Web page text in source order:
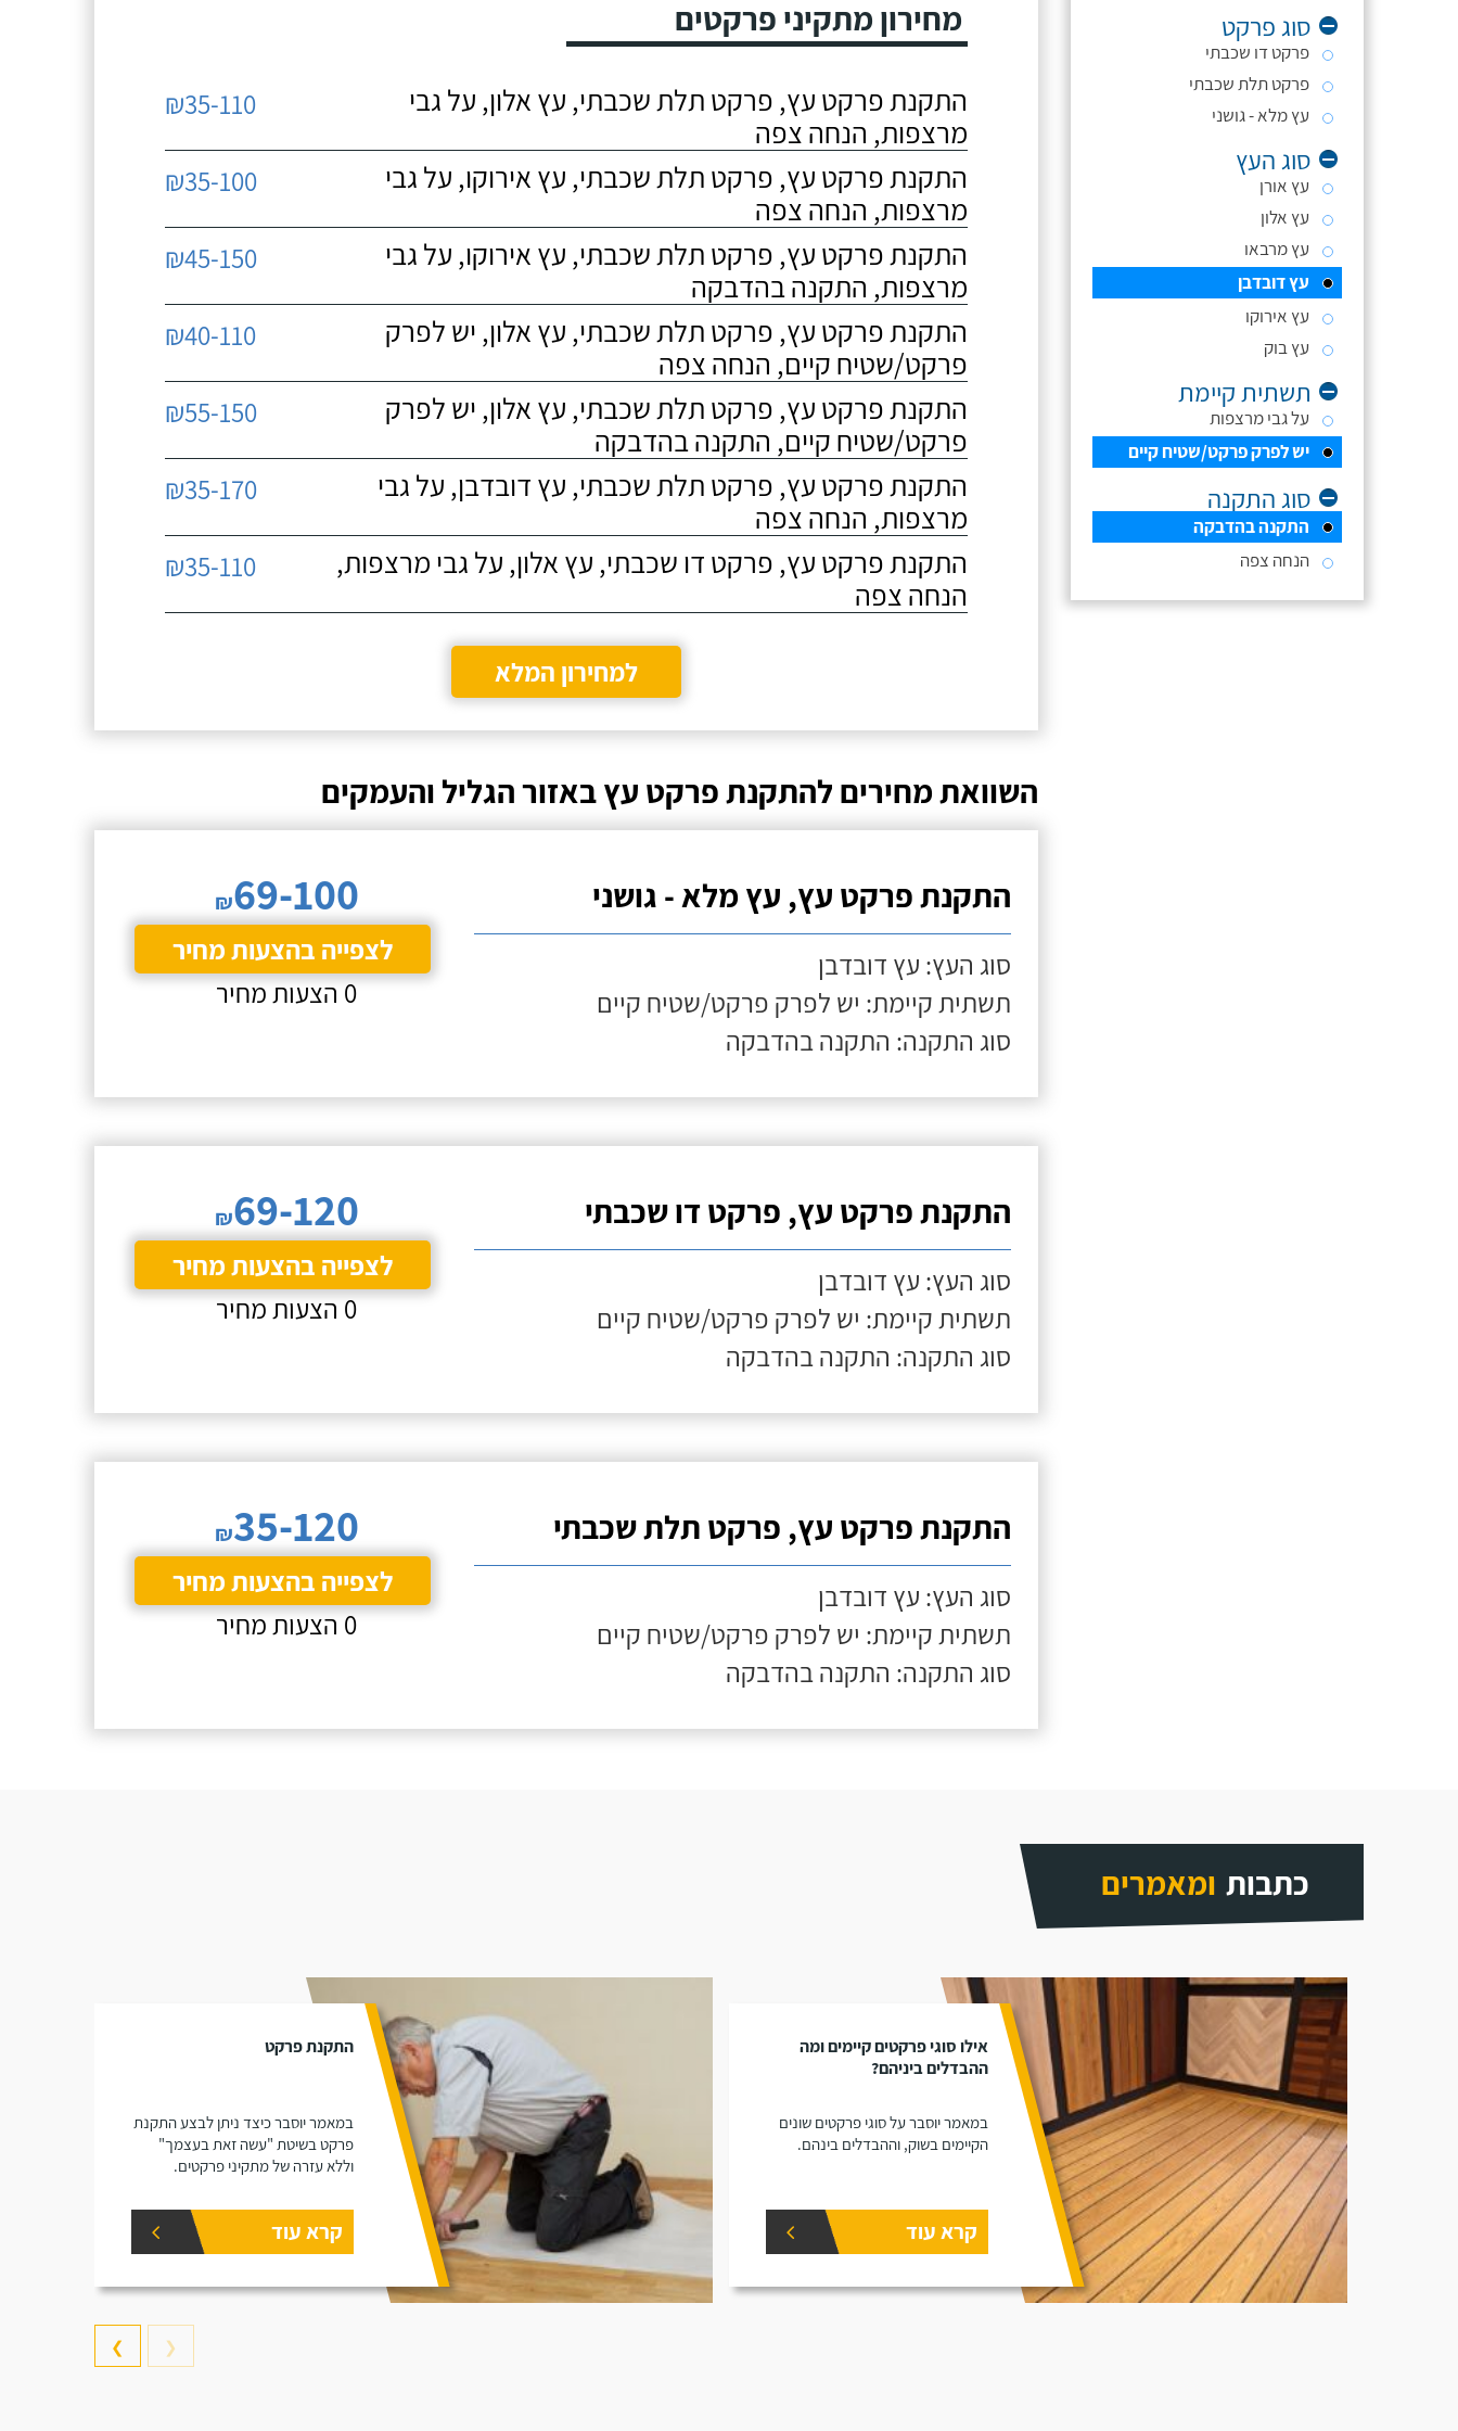
סוג פרקט
פרקט דו שכבתי
פרקט תלת שכבתי
עץ מלא - גושני
סוג העץ
עץ אורן
עץ אלון
עץ מרבאו
עץ דובדבן
עץ אירוקו
עץ בוק
תשתית קיימת
על גבי מרצפות
יש לפרק פרקט/שטיח קיים
סוג התקנה
התקנה בהדבקה
הנחה צפה
מחירון מתקיני פרקטים
התקנת פרקט עץ, פרקט תלת שכבתי, עץ אלון, על גבי
מרצפות, הנחה צפה
₪35-110
התקנת פרקט עץ, פרקט תלת שכבתי, עץ אירוקו, על גבי
מרצפות, הנחה צפה
₪35-100
התקנת פרקט עץ, פרקט תלת שכבתי, עץ אירוקו, על גבי
מרצפות, התקנה בהדבקה
₪45-150
התקנת פרקט עץ, פרקט תלת שכבתי, עץ אלון, יש לפרק
פרקט/שטיח קיים, הנחה צפה
₪40-110
התקנת פרקט עץ, פרקט תלת שכבתי, עץ אלון, יש לפרק
פרקט/שטיח קיים, התקנה בהדבקה
₪55-150
התקנת פרקט עץ, פרקט תלת שכבתי, עץ דובדבן, על גבי
מרצפות, הנחה צפה
₪35-170
התקנת פרקט עץ, פרקט דו שכבתי, עץ אלון, על גבי מרצפות,
הנחה צפה
₪35-110
למחירון המלא
השוואת מחירים להתקנת פרקט עץ באזור הגליל והעמקים
התקנת פרקט עץ, עץ מלא - גושני
סוג העץ: עץ דובדבן
תשתית קיימת: יש לפרק פרקט/שטיח קיים
סוג התקנה: התקנה בהדבקה
₪69-100
לצפייה בהצעות מחיר
0 הצעות מחיר
התקנת פרקט עץ, פרקט דו שכבתי
סוג העץ: עץ דובדבן
תשתית קיימת: יש לפרק פרקט/שטיח קיים
סוג התקנה: התקנה בהדבקה
₪69-120
לצפייה בהצעות מחיר
0 הצעות מחיר
התקנת פרקט עץ, פרקט תלת שכבתי
סוג העץ: עץ דובדבן
תשתית קיימת: יש לפרק פרקט/שטיח קיים
סוג התקנה: התקנה בהדבקה
₪35-120
לצפייה בהצעות מחיר
0 הצעות מחיר
כתבות ומאמרים
אילו סוגי פרקטים קיימים ומה
ההבדלים ביניהם?
במאמר יוסבר על סוגי פרקטים שונים
הקיימים בשוק, וההבדלים בינהם.
קרא עוד
התקנת פרקט
במאמר יוסבר כיצד ניתן לבצע התקנת
פרקט בשיטת "עשה זאת בעצמך"
וללא עזרה של מתקיני פרקטים.
קרא עוד
❮
❯